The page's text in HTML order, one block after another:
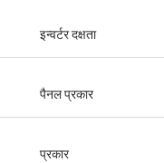
इन्वर्टर दक्षता
पैनल प्रकार
प्रकार